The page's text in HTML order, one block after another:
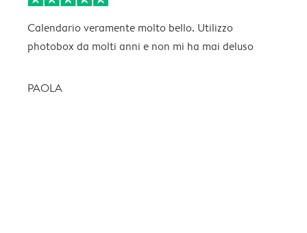
Calendario veramente molto bello. Utilizzo
photobox da molti anni e non mi ha mai deluso
PAOLA